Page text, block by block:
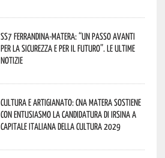
SS7 Ferrandina-Matera: “Un passo avanti
per la sicurezza e per il futuro”. Le ultime
notizie
Cultura e Artigianato: CNA Matera sostiene
con entusiasmo la candidatura di Irsina a
Capitale Italiana della Cultura 2029